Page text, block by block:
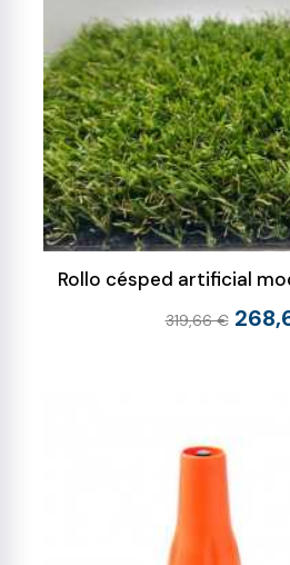
Rollo césped artificial
319,66 €